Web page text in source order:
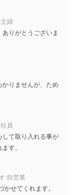
婦
りがとうございま
りませんが、ため
員
して取り入れる事が
す。
自営業
せてくれます。